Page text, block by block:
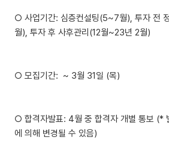
○ 사업기간: 심층컨설팅(5~7월), 투자 전
월), 투자 후 사후관리(12월~23년 2월)
○ 모집기간: ~ 3월 31일 (목)
○ 합격자발표: 4월 중 합격자 개별 통보 (*
에 의해 변경될 수 있음)